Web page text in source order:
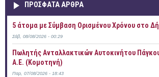
ΠΡOΣΦΑΤΑ AΡΘΡΑ
5 άτομα με Σύμβαση Ορισμένου Χρόνου στο
Σάβ, 08/08/2026 - 00:29
Πωλητής Ανταλλακτικών Αυτοκινήτου
Α.Ε. (Κομοτηνή)
Παρ, 07/08/2026 - 18:43